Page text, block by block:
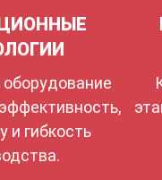
и гибкость